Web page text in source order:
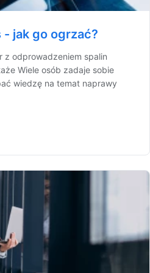
jak go ogrzać?
z odprowadzeniem spalin
Wiele osób zadaje sobie
wiedzę na temat naprawy